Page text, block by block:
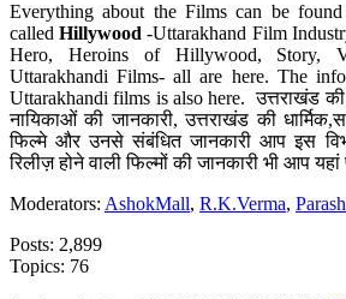
Everything about the Films can be
calledHillywood-Uttarakhand Film
Hero, Heroins of Hillywood, Story,
Uttarakhandi Films- all are here. The
Uttarakhandi films is also here. उत्तराखंड की
नायिकाओं की जानकारी, उत्तराखंड की
फिल्मे और उनसे संबंधित जानकारी आप इस
रिलीज़ होने वाली फिल्मों की जानकारी भी आप
Moderators: AshokMall, R.K.Verma,
Posts: 2,899
Topics: 76